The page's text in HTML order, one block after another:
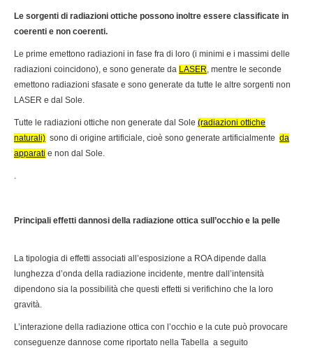
Le sorgenti di radiazioni ottiche possono inoltre essere classificate in
coerenti e non coerenti.
Le prime emettono radiazioni in fase fra di loro (i minimi e i massimi delle
radiazioni coincidono), e sono generate da LASER, mentre le seconde
emettono radiazioni sfasate e sono generate da tutte le altre sorgenti non
LASER e dal Sole.
Tutte le radiazioni ottiche non generate dal Sole (radiazioni ottiche
naturali) sono di origine artificiale, cioè sono generate artificialmente da
apparati e non dal Sole.
.
Principali effetti dannosi della radiazione ottica sull’occhio e la pelle
La tipologia di effetti associati all’esposizione a ROA dipende dalla
lunghezza d’onda della radiazione incidente, mentre dall’intensità
dipendono sia la possibilità che questi effetti si verifichino che la loro
gravità.
L’interazione della radiazione ottica con l’occhio e la cute può provocare
conseguenze dannose come riportato nella Tabella a seguito